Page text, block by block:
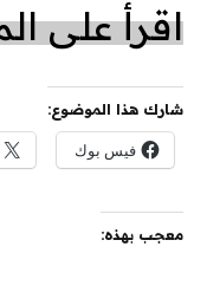
اقرأ على
شارك هذا الموضوع:
فيس بوك
معجب بهذه: